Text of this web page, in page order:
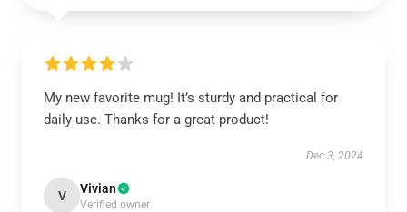
My new favorite mug! It’s sturdy and practical for
daily use. Thanks for a great product!
Dec 3, 2024
V Vivian
Verified owner